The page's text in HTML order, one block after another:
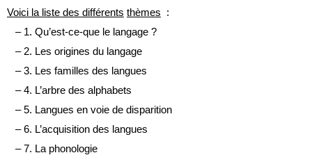
Voici la liste des différents thèmes :
– 1. Qu’est-ce-que le langage ?
– 2. Les origines du langage
– 3. Les familles des langues
– 4. L’arbre des alphabets
– 5. Langues en voie de disparition
– 6. L’acquisition des langues
– 7. La phonologie